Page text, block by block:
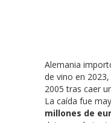
Alemania
de vino en
2005 tras caer
La caída fue
millones de